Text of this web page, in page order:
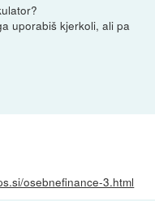
uporabiš kjerkoli, ali pa
osebnefinance-3.html